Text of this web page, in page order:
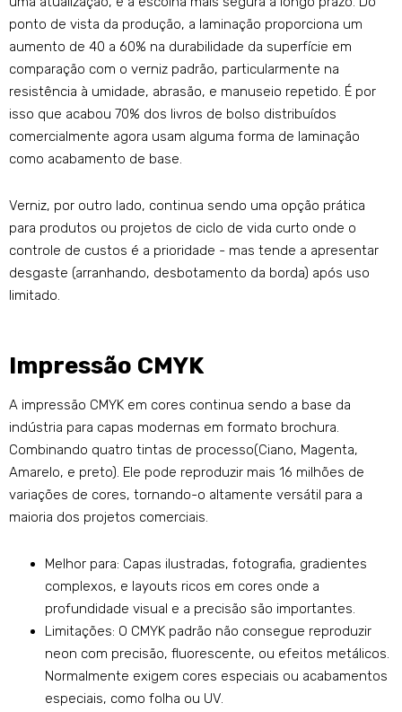
ponto de vista da produção, a laminação proporciona um
aumento de 40 a 60% na durabilidade da superfície em
comparação com o verniz padrão, particularmente na
resistência à umidade, abrasão, e manuseio repetido. É por
isso que acabou 70% dos livros de bolso distribuídos
comercialmente agora usam alguma forma de laminação
como acabamento de base.
Verniz, por outro lado, continua sendo uma opção prática
para produtos ou projetos de ciclo de vida curto onde o
controle de custos é a prioridade - mas tende a apresentar
desgaste (arranhando, desbotamento da borda) após uso
limitado.
Impressão CMYK
A impressão CMYK em cores continua sendo a base da
indústria para capas modernas em formato brochura.
Combinando quatro tintas de processo(Ciano, Magenta,
Amarelo, e preto). Ele pode reproduzir mais 16 milhões de
variações de cores, tornando-o altamente versátil para a
maioria dos projetos comerciais.
Melhor para: Capas ilustradas, fotografia, gradientes
complexos, e layouts ricos em cores onde a
profundidade visual e a precisão são importantes.
Limitações: O CMYK padrão não consegue reproduzir
neon com precisão, fluorescente, ou efeitos metálicos.
Normalmente exigem cores especiais ou acabamentos
especiais, como folha ou UV.